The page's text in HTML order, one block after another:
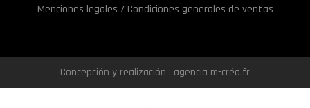
Menciones legales / Condiciones generales de ventas
Concepción y realización : agencia m-créa.fr